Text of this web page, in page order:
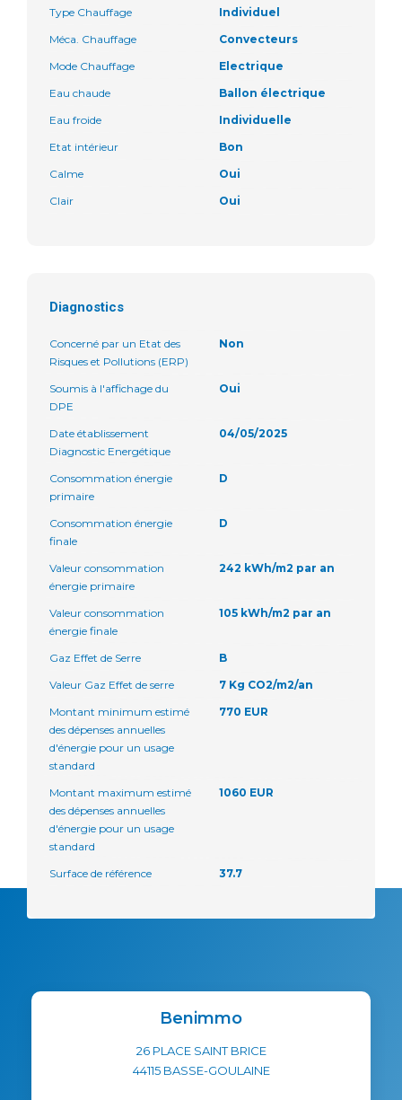
Type Chauffage
Individuel
Méca. Chauffage
Convecteurs
Mode Chauffage
Electrique
Eau chaude
Ballon électrique
Eau froide
Individuelle
Etat intérieur
Bon
Calme
Oui
Clair
Oui
Diagnostics
Concerné par un Etat des
Risques et Pollutions (ERP)
Non
Soumis à l'affichage du
DPE
Oui
Date établissement
Diagnostic Energétique
04/05/2025
Consommation énergie
primaire
D
Consommation énergie
finale
D
Valeur consommation
énergie primaire
242 kWh/m2 par an
Valeur consommation
énergie finale
105 kWh/m2 par an
Gaz Effet de Serre
B
Valeur Gaz Effet de serre
7 Kg CO2/m2/an
Montant minimum estimé
des dépenses annuelles
d'énergie pour un usage
standard
770 EUR
Montant maximum estimé
des dépenses annuelles
d'énergie pour un usage
standard
1060 EUR
Surface de référence 37.7
Benimmo
26 PLACE SAINT BRICE
44115 BASSE-GOULAINE